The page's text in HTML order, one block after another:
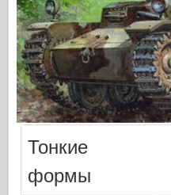
Сигнал эскадрильи
ТанкВласть
Грузовики и танки
Ваффен-Арсенал
Wydawnictwo
Модели тузов
Тонкие
формы